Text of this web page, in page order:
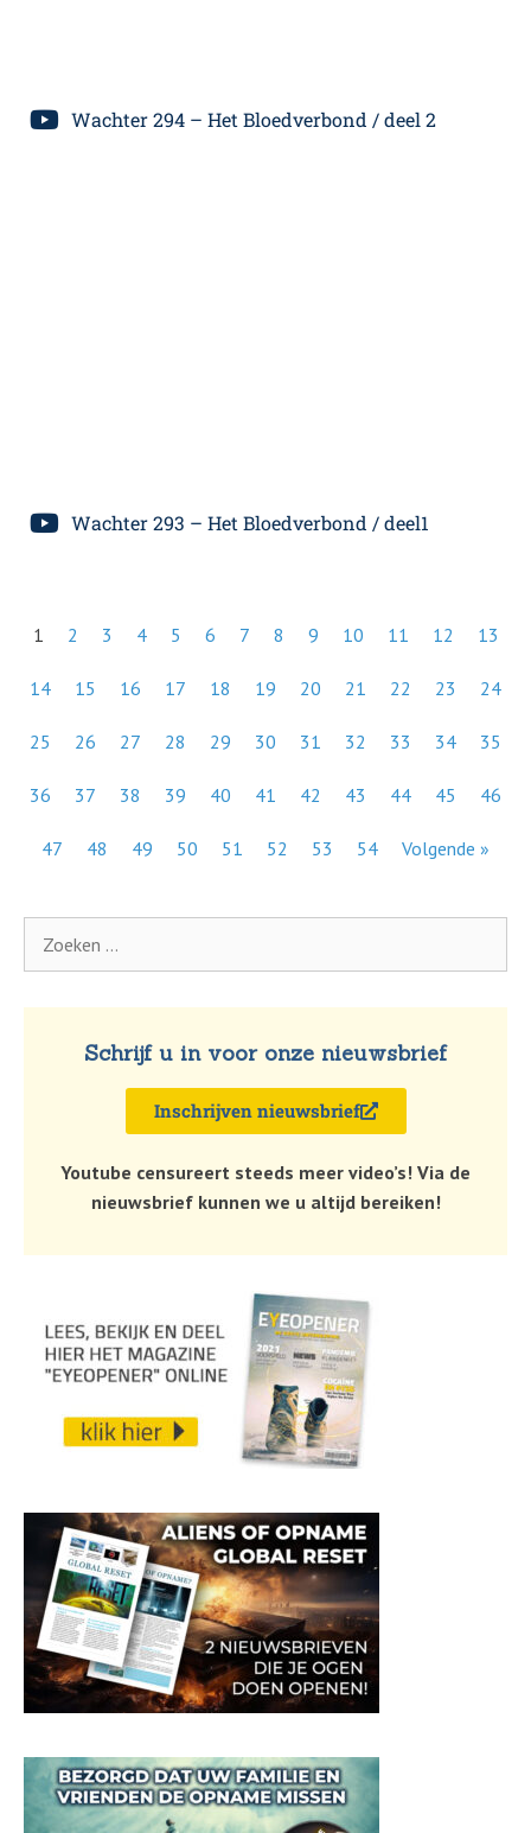
Wachter 294 – Het Bloedverbond / deel 2
Wachter 293 – Het Bloedverbond / deel1
1 2 3 4 5 6 7 8 9 10 11 12 13
14 15 16 17 18 19 20 21 22 23 24
25 26 27 28 29 30 31 32 33 34 35
36 37 38 39 40 41 42 43 44 45 46
47 48 49 50 51 52 53 54 Volgende »
Schrijf u in voor onze nieuwsbrief
Inschrijven nieuwsbrief
Youtube censureert steeds meer video’s! Via de
nieuwsbrief kunnen we u altijd bereiken!